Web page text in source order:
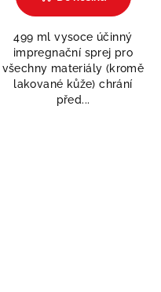
z
5
hvězdiček.
499 ml vysoce účinný
impregnační sprej pro
všechny materiály (kromě
lakované kůže) chrání
před...